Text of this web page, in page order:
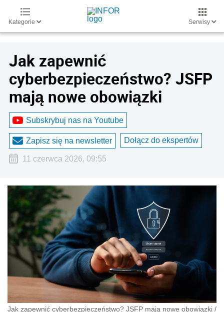
Kategorie Serwisy
Jak zapewnić
cyberbezpieczeństwo? JSFP
mają nowe obowiązki
Subskrybuj nas na Youtube
Zapisz się na newsletter Dołącz do ekspertów
11 czerwca 2026, 09:55
Jak zapewnić cyberbezpieczeństwo? JSFP mają nowe obowiązki /